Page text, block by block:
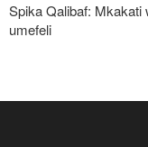
Spika Qalibaf: Mkakati
umefeli